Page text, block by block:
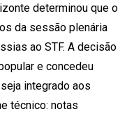
determinou que o
da sessão plenária
ao STF. A decisão
e concedeu
integrado aos
técnico: notas